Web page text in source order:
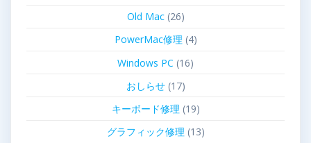
Old Mac(26)
PowerMac修理 (4)
Windows PC (16)
おしらせ(17)
キーボード修理 (19)
グラフィック修理 (13)